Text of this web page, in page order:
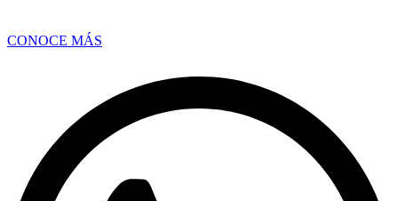
CONOCE MÁS